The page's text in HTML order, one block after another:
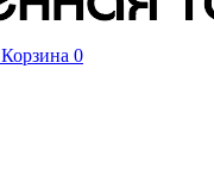
Корзина 0